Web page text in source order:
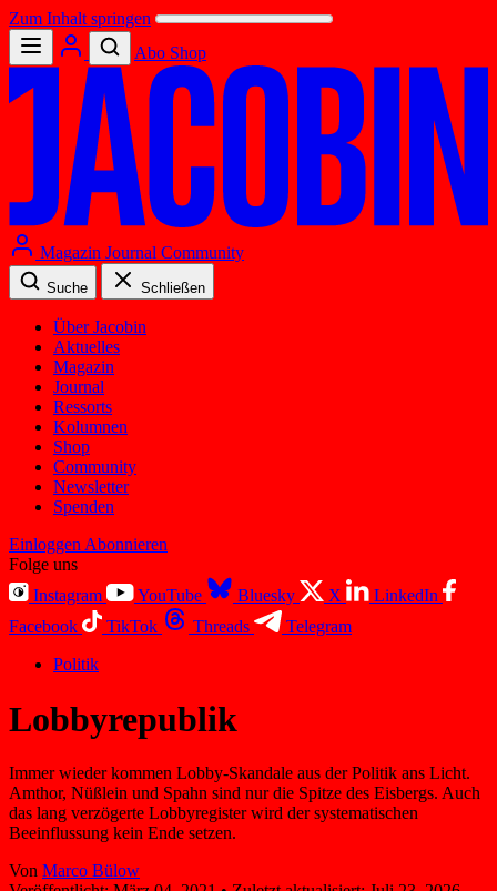
Zum Inhalt springen
Abo Shop
Magazin Journal Community
Suche Schließen
Über Jacobin
Aktuelles
Magazin
Journal
Ressorts
Kolumnen
Shop
Community
Newsletter
Spenden
Einloggen Abonnieren
Folge uns
Instagram
YouTube Bluesky X
LinkedIn
Facebook
TikTok Threads
Telegram
Politik
Lobbyrepublik
Immer wieder kommen Lobby-Skandale aus der Politik ans Licht.
Amthor, Nüßlein und Spahn sind nur die Spitze des Eisbergs. Auch
das lang verzögerte Lobbyregister wird der systematischen
Beeinflussung kein Ende setzen.
Von Marco Bülow